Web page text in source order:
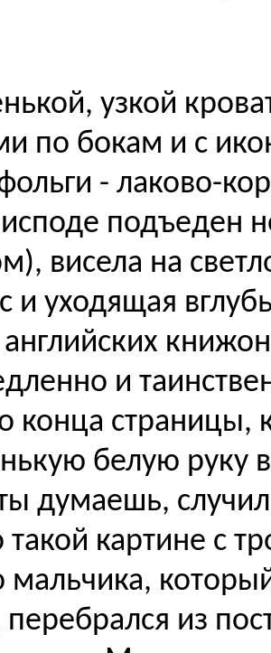
узкой
по бокам и с
- лаково-
подъеден
висела на
и уходящая
и
конца страницы,
белую руку
думаешь,
картине с
мальчика,
из